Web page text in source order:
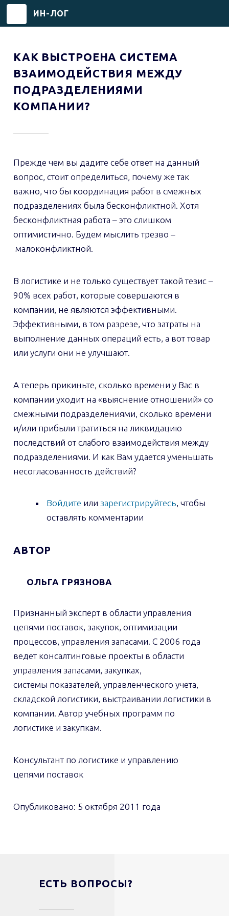
основному
содержанию
ИН-ЛОГ
КАК ВЫСТРОЕНА СИСТЕМА
ВЗАИМОДЕЙСТВИЯ МЕЖДУ
ПОДРАЗДЕЛЕНИЯМИ
КОМПАНИИ?
Прежде чем вы дадите себе ответ на данный
вопрос, стоит определиться, почему же так
важно, что бы координация работ в смежных
подразделениях была бесконфликтной. Хотя
бесконфликтная работа – это слишком
оптимистично. Будем мыслить трезво –
малоконфликтной.
В логистике и не только существует такой тезис –
90% всех работ, которые совершаются в
компании, не являются эффективными.
Эффективными, в том разрезе, что затраты на
выполнение данных операций есть, а вот товар
или услуги они не улучшают.
А теперь прикиньте, сколько времени у Вас в
компании уходит на «выяснение отношений» со
смежными подразделениями, сколько времени
и/или прибыли тратиться на ликвидацию
последствий от слабого взаимодействия между
подразделениями. И как Вам удается уменьшать
несогласованность действий?
Войдите или зарегистрируйтесь, чтобы
оставлять комментарии
АВТОР
ОЛЬГА ГРЯЗНОВА
Признанный эксперт в области управления
цепями поставок, закупок, оптимизации
процессов, управления запасами. С 2006 года
ведет консалтинговые проекты в области
управления запасами, закупках,
системы показателей, управленческого учета,
складской логистики, выстраивании логистики в
компании. Автор учебных программ по
логистике и закупкам.
Консультант по логистике и управлению
цепями поставок
Опубликовано: 5 октября 2011 года
ЕСТЬ ВОПРОСЫ?